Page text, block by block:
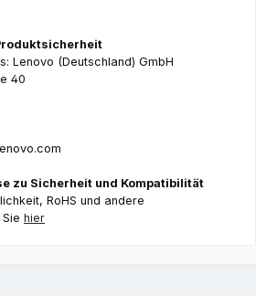
Lenovo (Deutschland) GmbH
40
zu Sicherheit und Kompatibilität
RoHS und andere
hier